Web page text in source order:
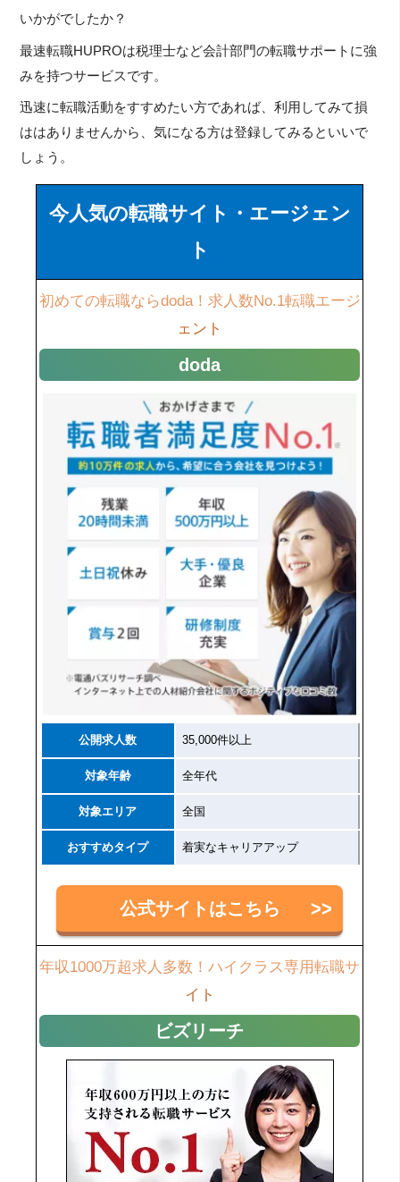
いかがでしたか？
最速転職HUPROは税理士など会計部門の転職サポートに強
みを持つサービスです。
迅速に転職活動をすすめたい方であれば、利用してみて損
ははありませんから、気になる方は登録してみるといいで
しょう。
今人気の転職サイト・エージェン
ト
初めての転職ならdoda！求人数No.1転職エージ
ェント
doda
公開求人数 35,000件以上
対象年齢 全年代
対象エリア 全国
おすすめタイプ 着実なキャリアアップ
公式サイトはこちら
年収1000万超求人多数！ハイクラス専用転職サ
イト
ビズリーチ